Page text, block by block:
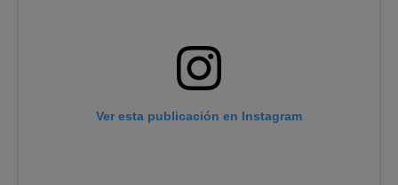
Ver esta publicación en Instagram